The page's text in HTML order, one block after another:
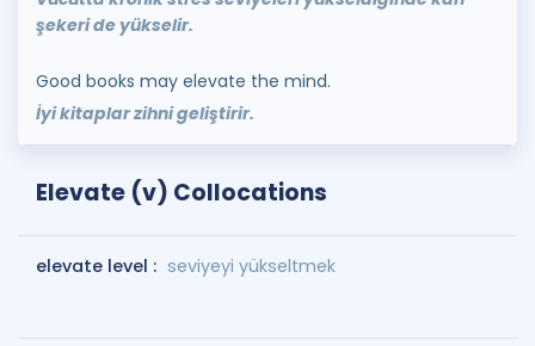
şekeri de yükselir.
Good books may elevate the mind.
İyi kitaplar zihni geliştirir.
Elevate (v) Collocations
elevate level : seviyeyi yükseltmek